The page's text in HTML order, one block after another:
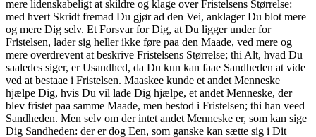
mere lidenskabeligt at skildre og klage over Fristelsens Størrelse:
med hvert Skridt fremad Du gjør ad den Vei, anklager Du blot mere
og mere Dig selv. Et Forsvar for Dig, at Du ligger under for
Fristelsen, lader sig heller ikke føre paa den Maade, ved mere og
mere overdrevent at beskrive Fristelsens Størrelse; thi Alt, hvad Du
saaledes siger, er Usandhed, da Du kun kan faae Sandheden at vide
ved at bestaae i Fristelsen. Maaskee kunde et andet Menneske
hjælpe Dig, hvis Du vil lade Dig hjælpe, et andet Menneske, der
blev fristet paa samme Maade, men bestod i Fristelsen; thi han veed
Sandheden. Men selv om der intet andet Menneske er, som kan sige
Dig Sandheden: der er dog Een, som ganske kan sætte sig i Dit